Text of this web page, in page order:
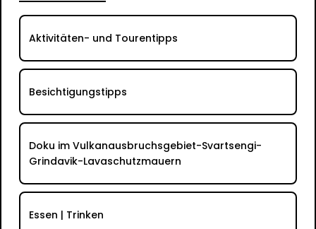
Aktivitäten- und Tourentipps
Besichtigungstipps
Doku im Vulkanausbruchsgebiet-Svartsengi-
Grindavik-Lavaschutzmauern
Essen | Trinken